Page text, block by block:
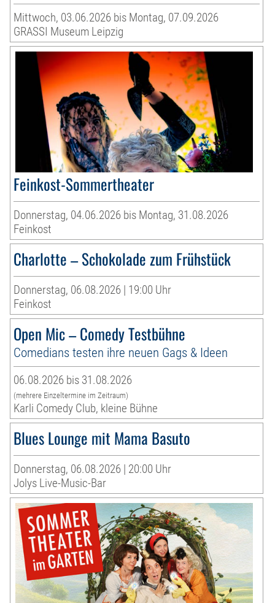
Mittwoch, 03.06.2026 bis Montag, 07.09.2026
GRASSI Museum Leipzig
Feinkost-Sommertheater
Donnerstag, 04.06.2026 bis Montag, 31.08.2026
Feinkost
Charlotte – Schokolade zum Frühstück
Donnerstag, 06.08.2026 | 19:00 Uhr
Feinkost
Open Mic – Comedy Testbühne
Comedians testen ihre neuen Gags & Ideen
06.08.2026 bis 31.08.2026
(mehrere Einzeltermine im Zeitraum)
Karli Comedy Club, kleine Bühne
Blues Lounge mit Mama Basuto
Donnerstag, 06.08.2026 | 20:00 Uhr
Jolys Live-Music-Bar